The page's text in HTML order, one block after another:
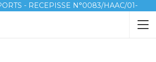
- RECEPISSE N°0083/HAAC/01-